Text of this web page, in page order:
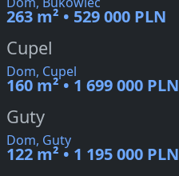
263 m² • 529 000 PLN
Cupel
Dom, Cupel
160 m² • 1 699 000 PLN
Guty
Dom, Guty
122 m² • 1 195 000 PLN